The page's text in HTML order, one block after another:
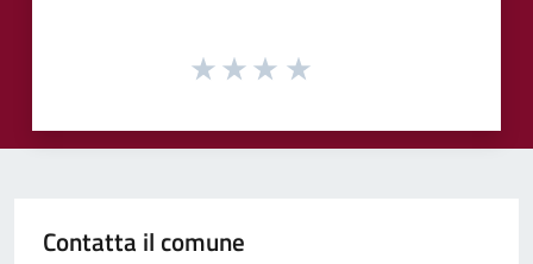
Contatta il comune